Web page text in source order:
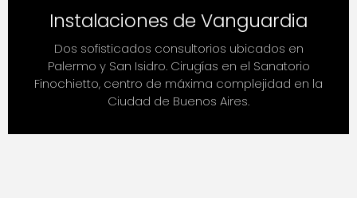
Instalaciones de Vanguardia
Dos sofisticados consultorios ubicados en
Palermo y San Isidro. Cirugías en el Sanatorio
Finochietto, centro de máxima complejidad en la
Ciudad de Buenos Aires.